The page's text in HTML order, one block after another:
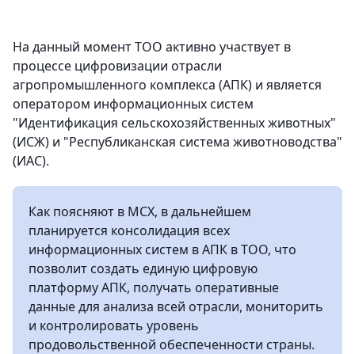
На данный момент ТОО активно участвует в
процессе цифровизации отрасли
агропромышленного комплекса (АПК) и является
оператором информационных систем
"Идентификация сельскохозяйственных животных"
(ИСЖ) и "Республиканская система животноводства"
(ИАС).
Как поясняют в МСХ, в дальнейшем
планируется консолидация всех
информационных систем в АПК в ТОО, что
позволит создать единую цифровую
платформу АПК, получать оперативные
данные для анализа всей отрасли, мониторить
и контролировать уровень
продовольственной обеспеченности страны.